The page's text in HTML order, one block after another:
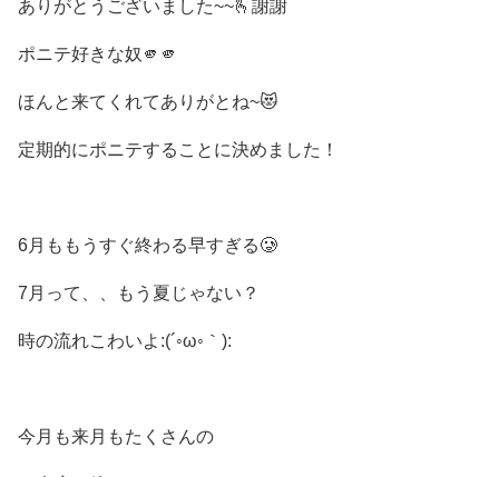
ありがとうございました~~🫰謝謝
ポニテ好きな奴🫵🫵
ほんと来てくれてありがとね~😻
定期的にポニテすることに決めました！
6月ももうすぐ終わる早すぎる🥲
7月って、、もう夏じゃない？
時の流れこわいよ:(´◦ω◦｀):
今月も来月もたくさんの